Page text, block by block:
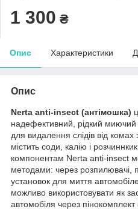
1 300 ₴
Опис Характеристики
Опис
Nerta anti-insect (антімошка)
надефективний, рідкий миючий
для видалення слідів від
містить соди, калію і
компонентам Nerta anti-insect
методами: через розпилювачі,
установок для миття
можливо використовувати як
автомобіля через пінокомплект